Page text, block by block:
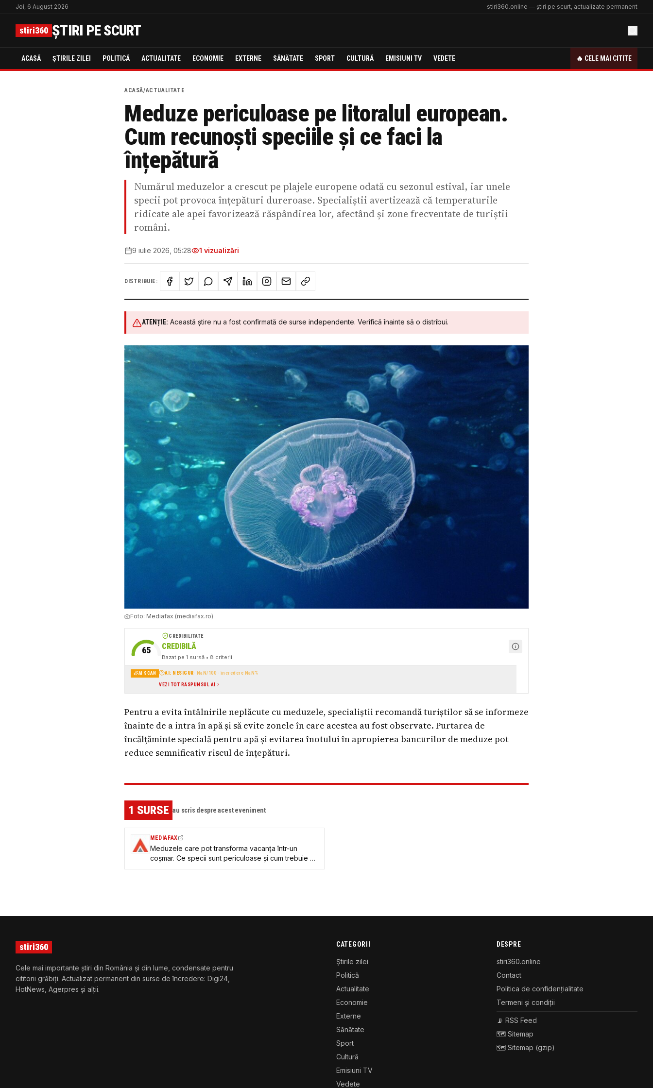
Joi, 6 August 2026 stiri360.online — știri pe scurt, actualizate permanent
stiri360 ȘTIRI PE SCURT
ACASĂ ȘTIRILE ZILEI POLITICĂ ACTUALITATE ECONOMIE EXTERNE SĂNĂTATE SPORT CULTURĂ EMISIUNI TV VEDETE 🔥 CELE MAI CITITE
ACASĂ/ACTUALITATE
Meduze periculoase pe litoralul european.
Cum recunoști speciile și ce faci la
înțepătură
Numărul meduzelor a crescut pe plajele europene odată cu sezonul estival, iar unele
specii pot provoca înțepături dureroase. Specialiștii avertizează că temperaturile
ridicate ale apei favorizează răspândirea lor, afectând și zone frecventate de turiștii
români.
9 iulie 2026, 05:28 1 vizualizări
DISTRIBUIE:
ATENȚIE: Această știre nu a fost confirmată de surse independente. Verifică înainte să o distribui.
Foto: Mediafax (mediafax.ro)
65
CREDIBILITATE
CREDIBILĂ
Bazat pe 1 sursă • 8 criterii
AI SCAN AI: NESIGUR· NaN/100 · încredere NaN%
VEZI TOT RĂSPUNSUL AI
Pentru a evita întâlnirile neplăcute cu meduzele, specialiștii recomandă turiștilor să se informeze
înainte de a intra în apă și să evite zonele în care acestea au fost observate. Purtarea de
încălțăminte specială pentru apă și evitarea înotului în apropierea bancurilor de meduze pot
reduce semnificativ riscul de înțepături.
1 SURSE au scris despre acest eveniment
MEDIAFAX
Meduzele care pot transforma vacanța într-un
coșmar. Ce specii sunt periculoase și cum trebuie să
reacționezi dacă ești înțepat
stiri360
Cele mai importante știri din România și din lume, condensate pentru
cititorii grăbiți. Actualizat permanent din surse de încredere: Digi24,
HotNews, Agerpres și alții.
CATEGORII
Știrile zilei
Politică
Actualitate
Economie
Externe
Sănătate
Sport
Cultură
Emisiuni TV
Vedete
DESPRE
stiri360.online
Contact
Politica de confidențialitate
Termeni și condiții
📡 RSS Feed
🗺️ Sitemap
🗺️ Sitemap (gzip)